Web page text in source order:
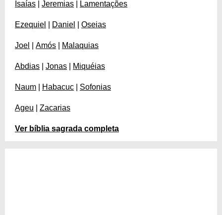
Isaías Jeremias Lamentações
Ezequiel Daniel Oseias
Joel Amós Malaquias
Abdias Jonas Miquéias
Naum Habacuc Sofonias
Ageu Zacarias
Ver bíblia sagrada completa